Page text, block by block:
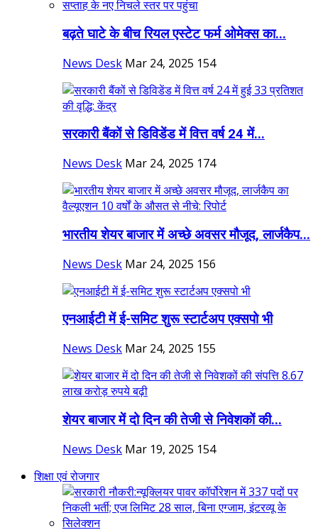
बढ़ते घाटे के बीच रियल एस्टेट फर्म ओमेक्स का...
News Desk Mar 24, 2025 154
सरकारी बैंकों से डिविडेंड में वित्त वर्ष 24 में...
News Desk Mar 24, 2025 174
भारतीय शेयर बाजार में अच्छे अवसर मौजूद, लार्जकैप...
News Desk Mar 24, 2025 156
एनआईटी में ई-समिट शुरू स्टार्टअप एक्सपो भी
News Desk Mar 24, 2025 155
शेयर बाजार में दो दिन की तेजी से निवेशकों की...
News Desk Mar 19, 2025 154
शिक्षा एवं रोजगार